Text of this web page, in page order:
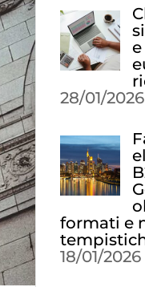
28/01/2026
formati e
18/01/2026